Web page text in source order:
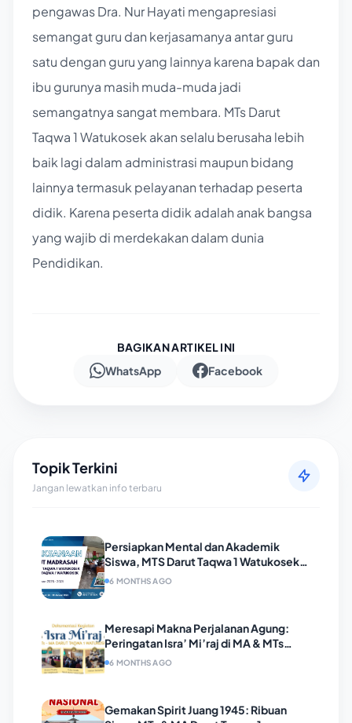
pengawas Dra. Nur Hayati mengapresiasi
semangat guru dan kerjasamanya antar guru
satu dengan guru yang lainnya karena bapak dan
ibu gurunya masih muda-muda jadi
semangatnya sangat membara. MTs Darut
Taqwa 1 Watukosek akan selalu berusaha lebih
baik lagi dalam administrasi maupun bidang
lainnya termasuk pelayanan terhadap peserta
didik. Karena peserta didik adalah anak bangsa
yang wajib di merdekakan dalam dunia
Pendidikan.
BAGIKAN ARTIKEL INI
WhatsApp
Facebook
Topik Terkini
Jangan lewatkan info terbaru
Persiapkan Mental dan Akademik
Siswa, MTS Darut Taqwa 1 Watukosek
Gelar TryOut Madrasah Selama
6 MONTHS AGO
Meresapi Makna Perjalanan Agung:
Peringatan Isra’ Mi’raj di MA & MTs
Darut Taqwa 1 Watukosek Berlangsung
6 MONTHS AGO
Gemakan Spirit Juang 1945: Ribuan